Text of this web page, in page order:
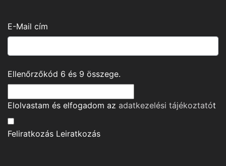
E-Mail cím
Ellenőrzőkód 6 és 9 összege.
Elolvastam és elfogadom az adatkezelési tájékoztatót
Feliratkozás Leiratkozás